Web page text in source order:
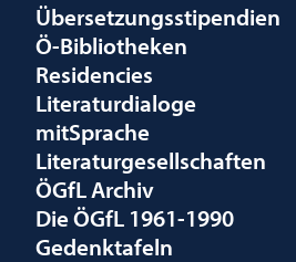
Übersetzungsstipendien
Ö-Bibliotheken
Residencies
Literaturdialoge
mitSprache
Literaturgesellschaften
ÖGfL Archiv
Die ÖGfL 1961-1990
Gedenktafeln